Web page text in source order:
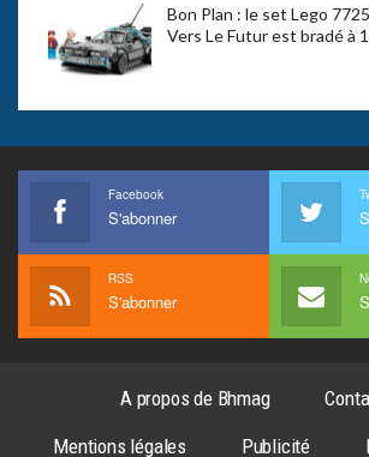
Bon Plan : le set Lego
Vers Le Futur est bradé à
Facebook
S'abonner
RSS
S'abonner
A propos de Bhmag
Mentions légales
Publicité